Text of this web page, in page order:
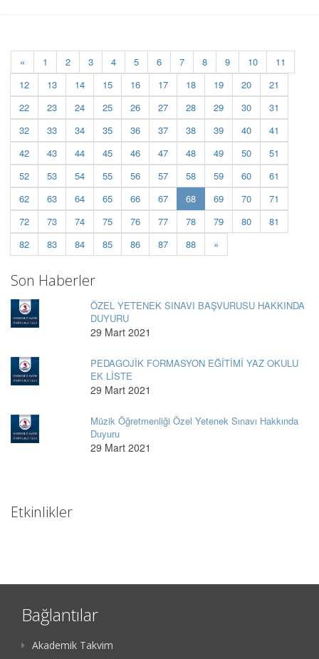
« 1 2 3 4 5 6 7 8 9 10
11
12
13 14 15 16 17 18 19 20
21
22
23 24 25 26 27 28 29 30
31
32
33 34 35 36 37 38 39 40
41
42
43 44 45 46 47 48 49 50
51
52
53 54 55 56 57 58 59 60
61
62
63 64 65 66 67 68(current)
69 70
71
72
73 74 75 76 77 78 79 80
81
82
83 84 85 86 87 88 »
Son Haberler
ÖZEL YETENEK SINAVI BAŞVURUSU HAKKINDA
DUYURU
29 Mart 2021
PEDAGOJİK FORMASYON EĞİTİMİ YAZ OKULU
EK LİSTE
29 Mart 2021
Müzik Öğretmenliği Özel Yetenek Sınavı Hakkında
Duyuru
29 Mart 2021
Etkinlikler
Bağlantılar
Akademik Takvim